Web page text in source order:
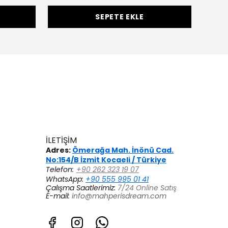
SEPETE EKLE
İLETİŞİM
Adres: Ömerağa Mah. İnönü Cad.
No:154/B İzmit Kocaeli / Türkiye
Telefon: +90 262 323 19 07
WhatsApp: +90 555 995 01 41
Çalışma Saatlerimiz: 7/24 Online Satış
E-mail: info@mahperisdream.com